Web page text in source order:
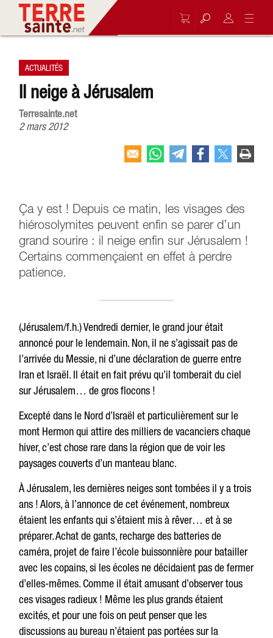
ACTUALITÉS
Il neige à Jérusalem
Terresainte.net
2 mars 2012
Ça y est ! Depuis ce matin, les visages des
hiérosolymites peuvent enfin se parer d’un
grand sourire : il neige enfin sur Jérusalem !
Certains commençaient en effet à perdre
patience.
(Jérusalem/f.h.) Vendredi dernier, le grand jour était
annoncé pour le lendemain. Non, il ne s’agissait pas de
l’arrivée du Messie, ni d’une déclaration de guerre entre
Iran et Israël. Il était en fait prévu qu’il tomberait du ciel
sur Jérusalem… de gros flocons !
Excepté dans le Nord d’Israël et particulièrement sur le
mont Hermon qui attire des milliers de vacanciers chaque
hiver, c’est chose rare dans la région que de voir les
paysages couverts d’un manteau blanc.
À Jérusalem, les dernières neiges sont tombées il y a trois
ans ! Alors, à l’annonce de cet événement, nombreux
étaient les enfants qui s’étaient mis à rêver… et à se
préparer. Achat de gants, recharge des batteries de
caméra, projet de faire l’école buissonnière pour batailler
avec les copains, si les écoles ne décidaient pas de fermer
d’elles-mêmes. Comme il était amusant d’observer tous
ces visages radieux ! Même les plus grands étaient
excités, et pour une fois on peut penser que les
discussions au bureau n’étaient pas portées sur la